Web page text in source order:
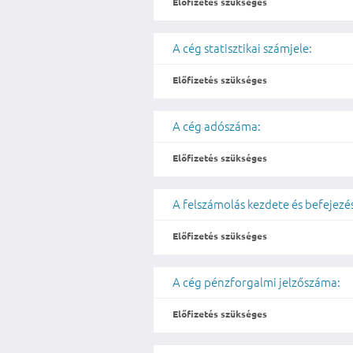
A cég statisztikai számjele:
Előfizetés szükséges
A cég adószáma:
Előfizetés szükséges
A felszámolás kezdete és
Előfizetés szükséges
A cég pénzforgalmi jelzőszáma:
Előfizetés szükséges